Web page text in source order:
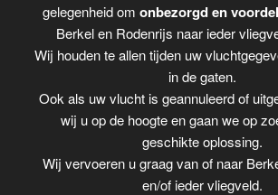
gelegenheid om onbezorgd en
Berkel en Rodenrijs naar ieder
Wij houden te allen tijden uw
in de gaten.
Ook als uw vlucht is geannuleerd of
wij u op de hoogte en gaan we op
geschikte oplossing.
Wij vervoeren u graag van of naar
en/of ieder vliegveld.